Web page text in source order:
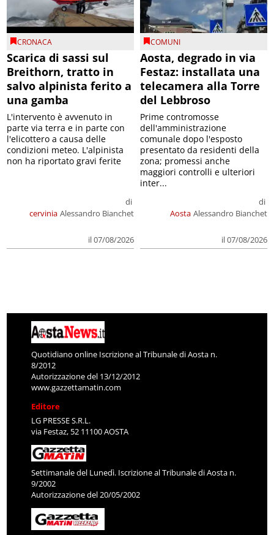
CRONACA
Scarica di sassi sul
Breithorn, tratto in
salvo alpinista ferito a
una gamba
cervinia
di
Alessandro Bianchet
il 07/08/2026
L'intervento è avvenuto in
parte via terra e in parte con
l'elicottero a causa delle
condizioni meteo. L'alpinista
non ha riportato gravi ferite
COMUNI
Aosta, degrado in via
Festaz: installata una
telecamera alla Torre
del Lebbroso
Aosta
di
Alessandro Bianchet
il 07/08/2026
Prime contromosse
dell'amministrazione
comunale dopo l'esposto
presentato da residenti della
zona; promessi anche
maggiori controlli e ulteriori
inter...
Quotidiano online Iscrizione al Tribunale di Aosta n.
8/2012
Autorizzazione del 13/12/2012
www.gazzettamatin.com
Editore
LG PRESSE S.R.L.
via Festaz, 52 11100 AOSTA
Settimanale del Lunedì. Iscrizione al Tribunale di Aosta n.
9/2002
Autorizzazione del 20/05/2002